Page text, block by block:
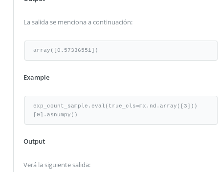
La salida se menciona a continuación:
array([0.57336551])
Example
exp_count_sample.eval(true_cls=mx.nd.array([3]))
[0].asnumpy()
Output
Verá la siguiente salida: